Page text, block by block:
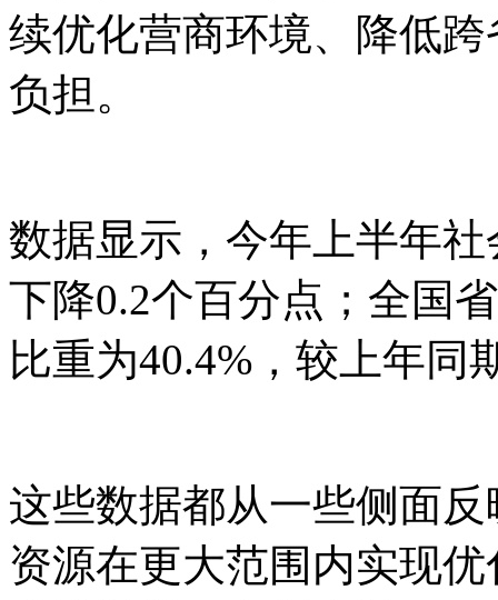
续优化营商环境、降低
负担。
数据显示，今年上半年
下降0.2个百分点；全国
比重为40.4%，较上年同
这些数据都从一些侧面
资源在更大范围内实现